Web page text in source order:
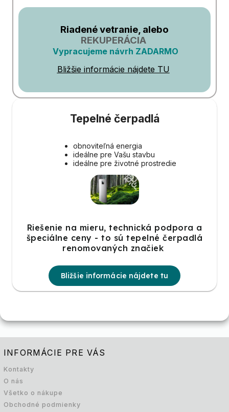
Riadené vetranie, alebo
REKUPERÁCIA
Vypracujeme návrh ZADARMO
Bližšie informácie nájdete TU
Tepelné čerpadlá
obnoviteľná energia
ideálne pre Vašu stavbu
ideálne pre životné prostredie
Riešenie na mieru, technická podpora a
špeciálne ceny - to sú tepelné čerpadlá
renomovaných značiek
Bližšie informácie nájdete tu
INFORMÁCIE PRE VÁS
Kontakty
O nás
Všetko o nákupe
Obchodné podmienky